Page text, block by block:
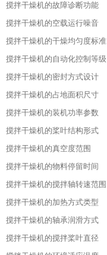
搅拌干燥机的故障诊断功能
搅拌干燥机的空载运行噪音
搅拌干燥机的干燥均匀度标准
搅拌干燥机的自动化控制等级
搅拌干燥机的密封方式设计
搅拌干燥机的占地面积尺寸
搅拌干燥机的装机功率参数
搅拌干燥机的桨叶结构形式
搅拌干燥机的真空度范围
搅拌干燥机的物料停留时间
搅拌干燥机的搅拌轴转速范围
搅拌干燥机的加热方式类型
搅拌干燥机的轴承润滑方式
搅拌干燥机的搅拌桨叶直径